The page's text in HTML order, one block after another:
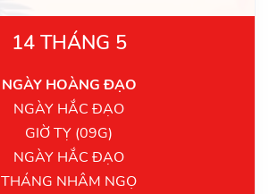
14 THÁNG 5
NGÀY HOÀNG ĐẠO
NGÀY HẮC ĐẠO
GIỜ TỴ (09G)
NGÀY HẮC ĐẠO
THÁNG NHÂM NGỌ